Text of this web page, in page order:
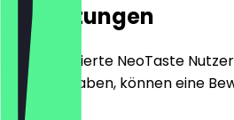
Bewertungen
Nur registrierte NeoTaste
besucht haben, können eine